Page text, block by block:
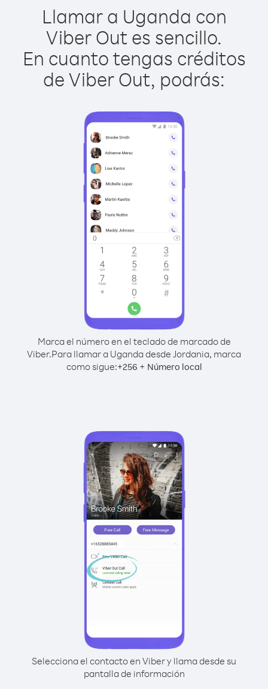
Llamar a Uganda con
Viber Out es sencillo.
En cuanto tengas créditos
de Viber Out, podrás:
Marca el número en el teclado de marcado de
Viber.Para llamar a Uganda desde Jordania, marca
como sigue:+256 + Número local
Selecciona el contacto en Viber y llama desde su
pantalla de información